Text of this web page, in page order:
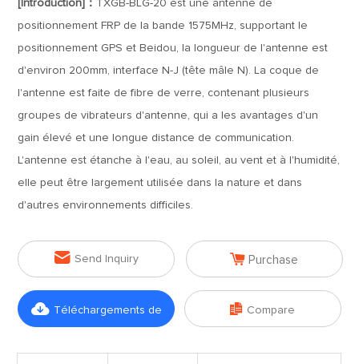
[Introduction]： TXGB-BLG-20 est une antenne de
positionnement FRP de la bande 1575MHz, supportant le
positionnement GPS et Beidou, la longueur de l'antenne est
d'environ 200mm, interface N-J (tête mâle N). La coque de
l'antenne est faite de fibre de verre, contenant plusieurs
groupes de vibrateurs d'antenne, qui a les avantages d'un
gain élevé et une longue distance de communication.
L'antenne est étanche à l'eau, au soleil, au vent et à l'humidité,
elle peut être largement utilisée dans la nature et dans
d'autres environnements difficiles.
 Send Inquiry  Purchase
 Téléchargements de  Compare